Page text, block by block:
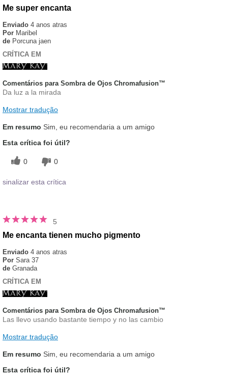
Me super encanta
Enviado 4 anos atras
Por Maribel
de Porcuna jaen
CRÍTICA EM
Comentários para Sombra de Ojos Chromafusion™
Da luz a la mirada
Mostrar tradução
Em resumo Sim, eu recomendaria a um amigo
Esta crítica foi útil?
0 0
sinalizar esta crítica
5
Me encanta tienen mucho pigmento
Enviado 4 anos atras
Por Sara 37
de Granada
CRÍTICA EM
Comentários para Sombra de Ojos Chromafusion™
Las llevo usando bastante tiempo y no las cambio
Mostrar tradução
Em resumo Sim, eu recomendaria a um amigo
Esta crítica foi útil?